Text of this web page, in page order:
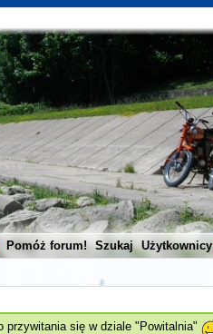
Pomóż forum! Szukaj Użytkownicy
się w dziale "Powitalnia"